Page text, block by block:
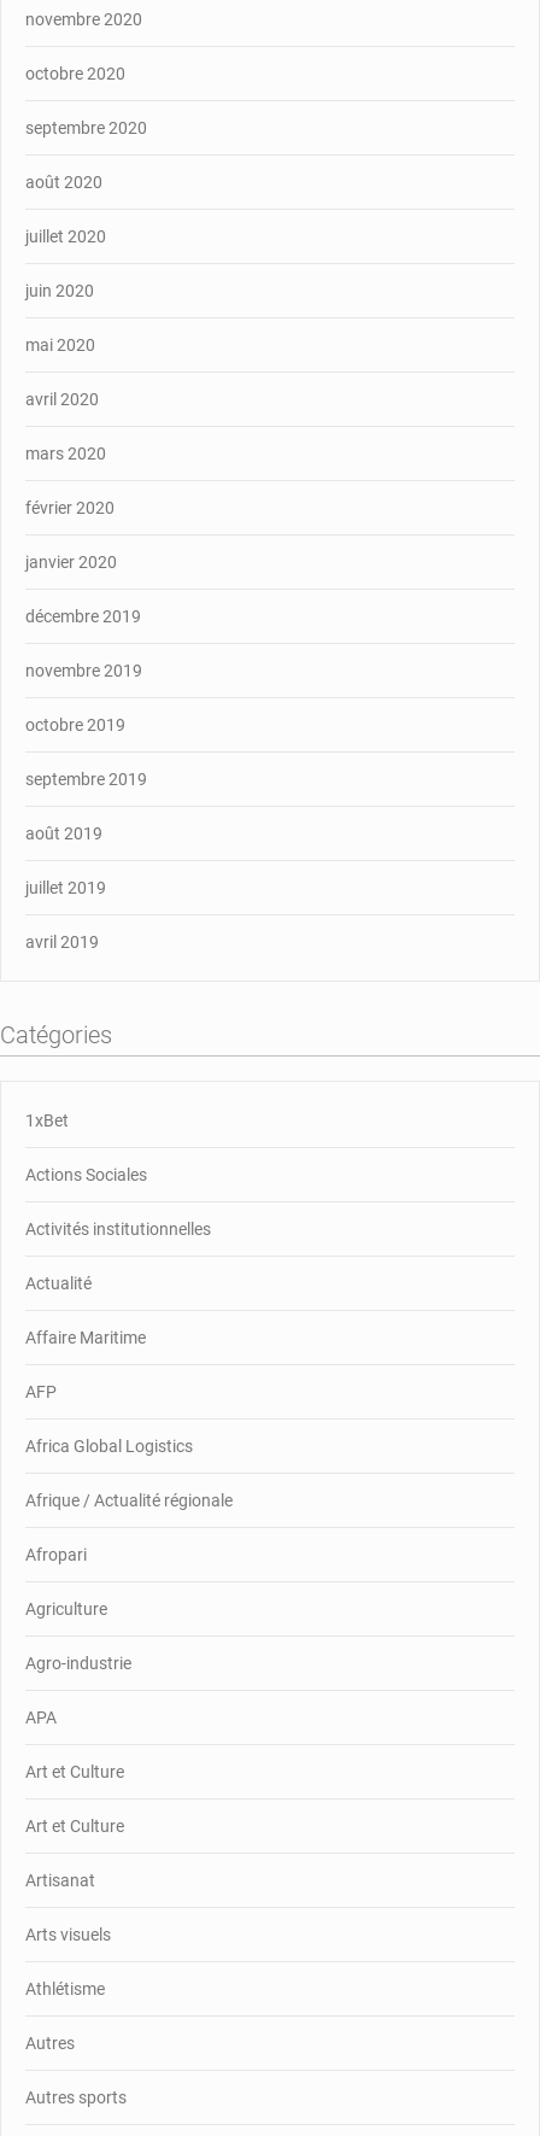
novembre 2020
octobre 2020
septembre 2020
août 2020
juillet 2020
juin 2020
mai 2020
avril 2020
mars 2020
février 2020
janvier 2020
décembre 2019
novembre 2019
octobre 2019
septembre 2019
août 2019
juillet 2019
avril 2019
Catégories
1xBet
Actions Sociales
Activités institutionnelles
Actualité
Affaire Maritime
AFP
Africa Global Logistics
Afrique / Actualité régionale
Afropari
Agriculture
Agro-industrie
APA
Art et Culture
Art et Culture
Artisanat
Arts visuels
Athlétisme
Autres
Autres sports